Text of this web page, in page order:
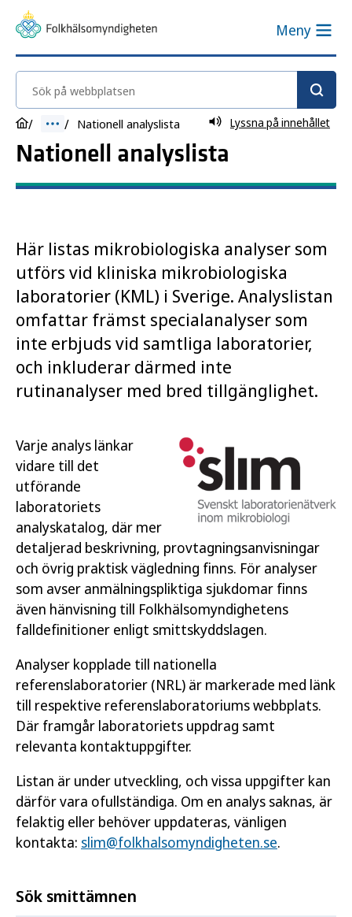
Meny
Sök på webbplatsen
Nationell analyslista Lyssna på innehållet
Nationell analyslista
Här listas mikrobiologiska analyser som
utförs vid kliniska mikrobiologiska
laboratorier (KML) i Sverige. Analyslistan
omfattar främst specialanalyser som
inte erbjuds vid samtliga laboratorier,
och inkluderar därmed inte
rutinanalyser med bred tillgänglighet.
Varje analys länkar
vidare till det
utförande
laboratoriets
analyskatalog, där mer
detaljerad beskrivning, provtagningsanvisningar
och övrig praktisk vägledning finns. För analyser
som avser anmälningspliktiga sjukdomar finns
även hänvisning till Folkhälsomyndighetens
falldefinitioner enligt smittskyddslagen.
Analyser kopplade till nationella
referenslaboratorier (NRL) är markerade med länk
till respektive referenslaboratoriums webbplats.
Där framgår laboratoriets uppdrag samt
relevanta kontaktuppgifter.
Listan är under utveckling, och vissa uppgifter kan
därför vara ofullständiga. Om en analys saknas, är
felaktig eller behöver uppdateras, vänligen
kontakta: slim@folkhalsomyndigheten.se.
Sök smittämnen